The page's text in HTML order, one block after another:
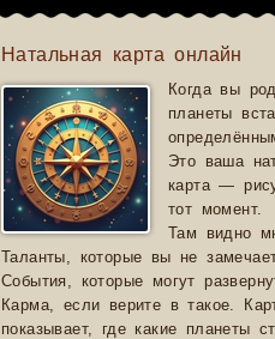
Натальная карта онлайн
Когда вы
планеты
Это ваша
карта —
тот момент.
Там видно
Таланты, которые вы не
События, которые могут
Карма, если верите в такое.
показывает, где какие планеты